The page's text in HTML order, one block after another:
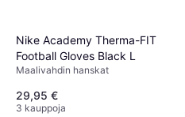
Nike Academy Therma-FIT
Football Gloves Black L
Maalivahdin hanskat
29,95 €
3 kauppoja